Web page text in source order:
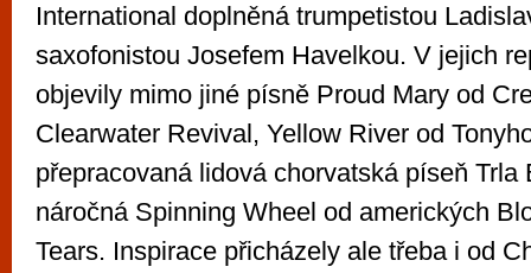
International doplněná trumpetistou
saxofonistou Josefem Havelkou. V jejich
objevily mimo jiné písně Proud Mary od
Clearwater Revival, Yellow River od
přepracovaná lidová chorvatská píseň Trla
náročná Spinning Wheel od amerických
Tears. Inspirace přicházely ale třeba i od